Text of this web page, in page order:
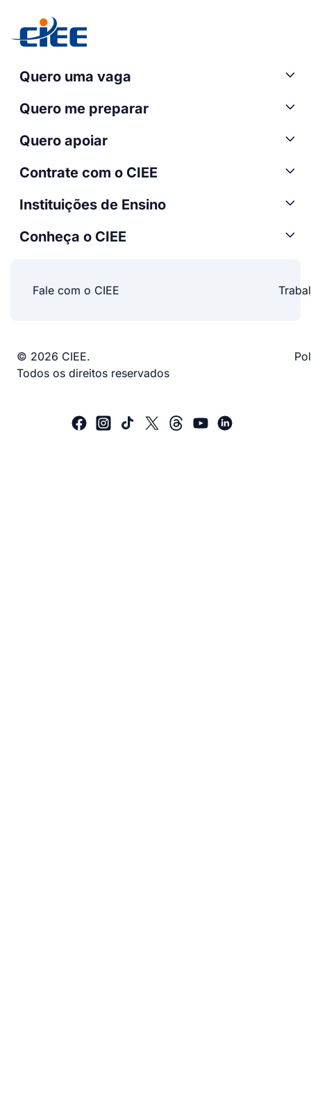
Quero uma vaga
Quero me preparar
Quero apoiar
Contrate com o CIEE
Instituições de Ensino
Conheça o CIEE
Fale com o CIEE
© 2026 CIEE.
Todos os direitos reservados